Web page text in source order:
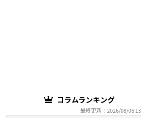
コラムランキング
最終更新：2026/08/06